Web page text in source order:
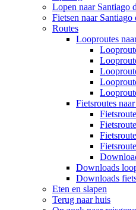
Lopen naar Santiago
Fietsen naar Santiago
Routes
Looproutes
Fietsroutes
Downloads
Downloads
Eten en slapen
Terug naar huis